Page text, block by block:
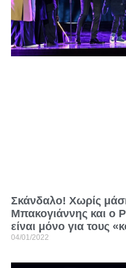
Σκάνδαλο! Χωρίς
Μπακογιάννης και ο
είναι μόνο για τους
04/01/2022